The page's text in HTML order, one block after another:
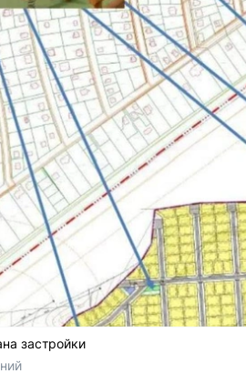
застройки